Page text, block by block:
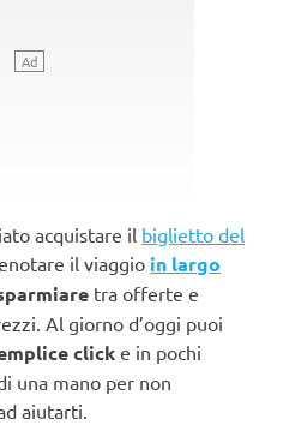
acquistare il biglietto del
il viaggio in largo
tra offerte e
Al giorno d’oggi puoi
click e in pochi
una mano per non
aiutarti.